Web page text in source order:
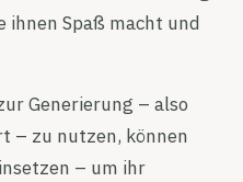
ihnen Spaß macht und
Generierung – also
– zu nutzen, können
– um ihr